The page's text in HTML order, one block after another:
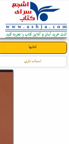
کتابها
اسباب بازی